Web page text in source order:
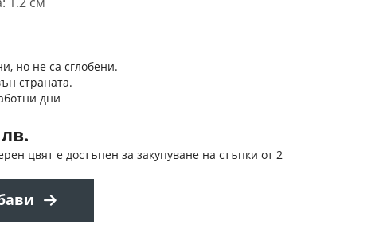
но не са сглобени.
страната.
дни
цвят е достъпен за закупуване на стъпки от 2